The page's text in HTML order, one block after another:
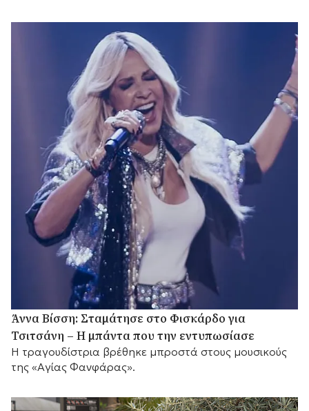
Άννα Βίσση: Σταμάτησε στο Φισκάρδο για
Τσιτσάνη – Η μπάντα που την εντυπωσίασε
Η τραγουδίστρια βρέθηκε μπροστά στους μουσικούς
της «Αγίας Φανφάρας».